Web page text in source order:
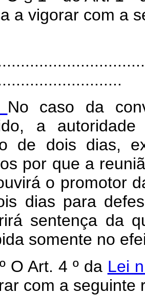
a vigorar com a
No caso da
a
de dois dias,
por que a
o promotor
dias para
sentença da
somente no
O Art. 4 º da Lei
com a seguinte